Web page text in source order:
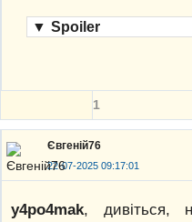
▼ Spoiler
1
Євгеній76
22-07-2025 09:17:01
y4po4mak, дивіться,